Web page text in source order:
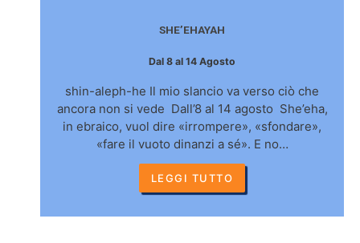
SHE’EHAYAH
Dal 8 al 14 Agosto
shin-aleph-he Il mio slancio va verso ciò che
ancora non si vede Dall’8 al 14 agosto She’eha,
in ebraico, vuol dire «irrompere», «sfondare»,
«fare il vuoto dinanzi a sé». E no…
LEGGI TUTTO